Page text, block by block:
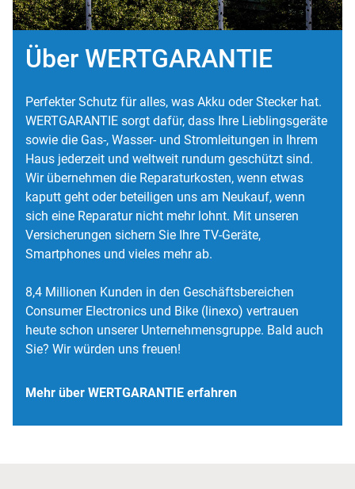
Über WERTGARANTIE
Perfekter Schutz für alles, was Akku oder Stecker hat.
WERTGARANTIE sorgt dafür, dass Ihre Lieblingsgeräte
sowie die Gas-, Wasser- und Stromleitungen in Ihrem
Haus jederzeit und weltweit rundum geschützt sind.
Wir übernehmen die Reparaturkosten, wenn etwas
kaputt geht oder beteiligen uns am Neukauf, wenn
sich eine Reparatur nicht mehr lohnt. Mit unseren
Versicherungen sichern Sie Ihre TV-Geräte,
Smartphones und vieles mehr ab.
8,4 Millionen Kunden in den Geschäftsbereichen
Consumer Electronics und Bike (linexo) vertrauen
heute schon unserer Unternehmensgruppe. Bald auch
Sie? Wir würden uns freuen!
Mehr über WERTGARANTIE erfahren